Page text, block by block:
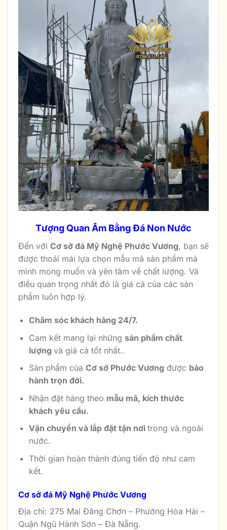
Tượng Quan Âm Bằng Đá Non Nước
Đến với Cơ sở đá Mỹ Nghệ Phước Vương, bạn sẽ
được thoải mái lựa chọn mẫu mã sản phẩm mà
mình mong muốn và yên tâm về chất lượng. Và
điều quan trọng nhất đó là giá cả của các sản
phẩm luôn hợp lý.
Chăm sóc khách hàng 24/7.
Cam kết mang lại những sản phẩm chất
lượng và giá cả tốt nhất..
Sản phẩm của Cơ sở Phước Vương được bảo
hành trọn đời.
Nhận đặt hàng theo mẫu mã, kích thước
khách yêu cầu.
Vận chuyển và lắp đặt tận nơi trong và ngoài
nước.
Thời gian hoàn thành đúng tiến độ như cam
kết.
Cơ sở đá Mỹ Nghệ Phước Vương
Địa chỉ: 275 Mai Đăng Chơn – Phường Hòa Hải –
Quận Ngũ Hành Sơn – Đà Nẵng.